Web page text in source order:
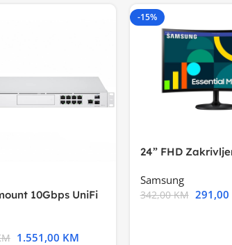
10Gbps UniFi
1.551,00 KM
-15%
24” FHD
Samsung
342,00KM 291,00